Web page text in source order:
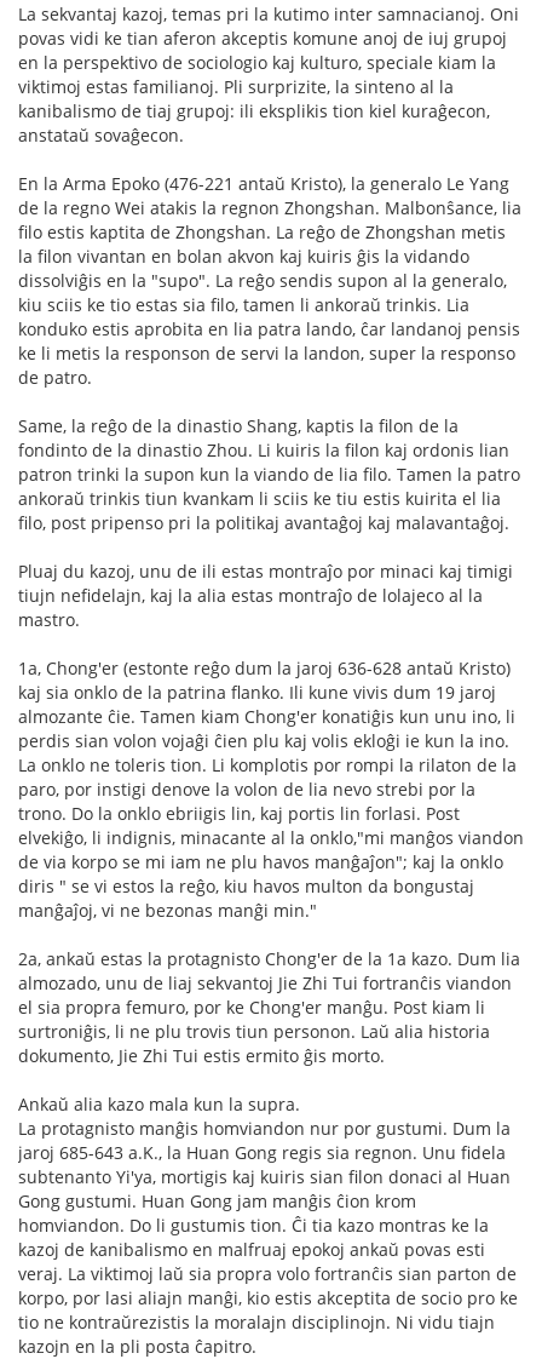
La sekvantaj kazoj, temas pri la kutimo inter samnacianoj. Oni
povas vidi ke tian aferon akceptis komune anoj de iuj grupoj
en la perspektivo de sociologio kaj kulturo, speciale kiam la
viktimoj estas familianoj. Pli surprizite, la sinteno al la
kanibalismo de tiaj grupoj: ili eksplikis tion kiel kuraĝecon,
anstataŭ sovaĝecon.
En la Arma Epoko (476-221 antaŭ Kristo), la generalo Le Yang
de la regno Wei atakis la regnon Zhongshan. Malbonŝance, lia
filo estis kaptita de Zhongshan. La reĝo de Zhongshan metis
la filon vivantan en bolan akvon kaj kuiris ĝis la vidando
dissolviĝis en la "supo". La reĝo sendis supon al la generalo,
kiu sciis ke tio estas sia filo, tamen li ankoraŭ trinkis. Lia
konduko estis aprobita en lia patra lando, ĉar landanoj pensis
ke li metis la responson de servi la landon, super la responso
de patro.
Same, la reĝo de la dinastio Shang, kaptis la filon de la
fondinto de la dinastio Zhou. Li kuiris la filon kaj ordonis lian
patron trinki la supon kun la viando de lia filo. Tamen la patro
ankoraŭ trinkis tiun kvankam li sciis ke tiu estis kuirita el lia
filo, post pripenso pri la politikaj avantaĝoj kaj malavantaĝoj.
Pluaj du kazoj, unu de ili estas montraĵo por minaci kaj timigi
tiujn nefidelajn, kaj la alia estas montraĵo de lolajeco al la
mastro.
1a, Chong'er (estonte reĝo dum la jaroj 636-628 antaŭ Kristo)
kaj sia onklo de la patrina flanko. Ili kune vivis dum 19 jaroj
almozante ĉie. Tamen kiam Chong'er konatiĝis kun unu ino, li
perdis sian volon vojaĝi ĉien plu kaj volis ekloĝi ie kun la ino.
La onklo ne toleris tion. Li komplotis por rompi la rilaton de la
paro, por instigi denove la volon de lia nevo strebi por la
trono. Do la onklo ebriigis lin, kaj portis lin forlasi. Post
elvekiĝo, li indignis, minacante al la onklo,"mi manĝos viandon
de via korpo se mi iam ne plu havos manĝaĵon"; kaj la onklo
diris " se vi estos la reĝo, kiu havos multon da bongustaj
manĝaĵoj, vi ne bezonas manĝi min."
2a, ankaŭ estas la protagnisto Chong'er de la 1a kazo. Dum lia
almozado, unu de liaj sekvantoj Jie Zhi Tui fortranĉis viandon
el sia propra femuro, por ke Chong'er manĝu. Post kiam li
surtroniĝis, li ne plu trovis tiun personon. Laŭ alia historia
dokumento, Jie Zhi Tui estis ermito ĝis morto.
Ankaŭ alia kazo mala kun la supra.
La protagnisto manĝis homviandon nur por gustumi. Dum la
jaroj 685-643 a.K., la Huan Gong regis sia regnon. Unu fidela
subtenanto Yi'ya, mortigis kaj kuiris sian filon donaci al Huan
Gong gustumi. Huan Gong jam manĝis ĉion krom
homviandon. Do li gustumis tion. Ĉi tia kazo montras ke la
kazoj de kanibalismo en malfruaj epokoj ankaŭ povas esti
veraj. La viktimoj laŭ sia propra volo fortranĉis sian parton de
korpo, por lasi aliajn manĝi, kio estis akceptita de socio pro ke
tio ne kontraŭrezistis la moralajn disciplinojn. Ni vidu tiajn
kazojn en la pli posta ĉapitro.